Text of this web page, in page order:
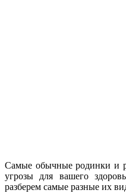
Самые обычные родинки и
угрозы для вашего
разберем самые разные их